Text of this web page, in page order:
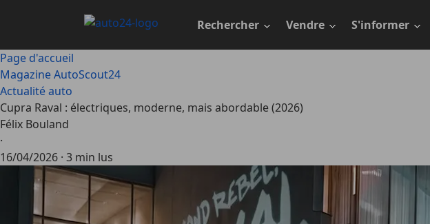
principal
Rechercher Vendre S'informer
Page d'accueil
Magazine AutoScout24
Actualité auto
Cupra Raval : électriques, moderne, mais abordable (2026)
Félix Bouland
·
16/04/2026 · 3 min lus